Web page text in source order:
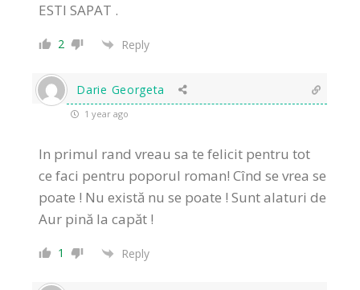
ESTI SAPAT .
2 Reply
Darie Georgeta
1 year ago
In primul rand vreau sa te felicit pentru tot
ce faci pentru poporul roman! Cînd se vrea se
poate ! Nu există nu se poate ! Sunt alaturi de
Aur pină la capăt !
1 Reply